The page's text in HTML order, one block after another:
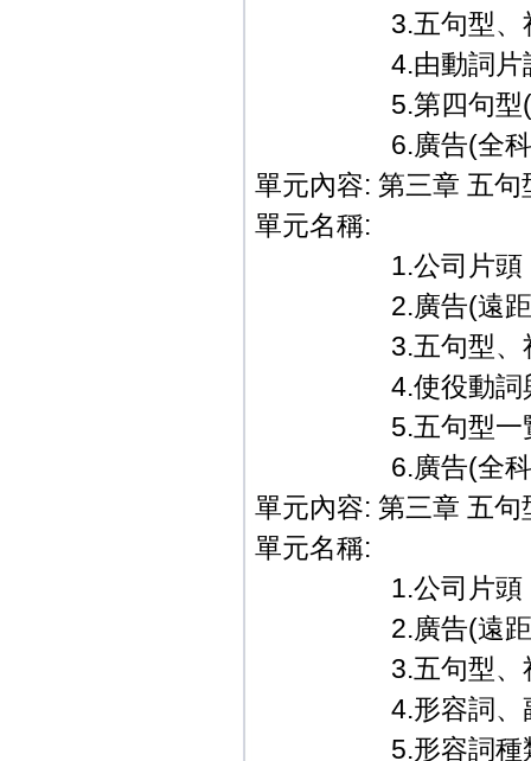
3.五句型、祈使
4.由動詞片語
5.第四句型(S.
6.廣告(全科教
單元內容: 第三章 五
單元名稱:
1.公司片頭．
2.廣告(遠距教
3.五句型、祈使
4.使役動詞與
5.五句型一
6.廣告(全科教
單元內容: 第三章 五
單元名稱:
1.公司片頭．
2.廣告(遠距教
3.五句型、祈使
4.形容詞、副
5.形容詞種類